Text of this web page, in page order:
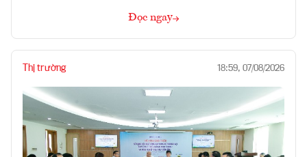
Đọc ngay
Thị trường 18:59, 07/08/2026